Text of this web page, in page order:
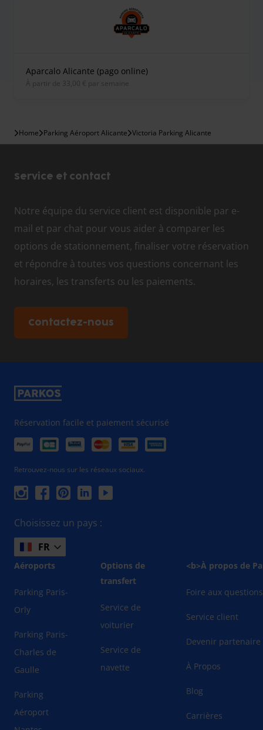
Aparcalo Alicante (pago online)
À partir de 33,00 € par semaine
Home Parking Aéroport Alicante Victoria Parking Alicante
Service et contact
Notre équipe du service client est disponible par e-
mail et par chat pour vous aider à comparer les
options de stationnement, finaliser votre réservation
et répondre à toutes vos questions concernant les
horaires, les transferts ou les paiements.
Contactez-nous
Réservation facile et paiement sécurisé
Retrouvez-nous sur les réseaux sociaux.
Choisissez un pays :
FR
Aéroports
Parking Paris-
Orly
Parking Paris-
Charles de
Gaulle
Parking
Aéroport
Options de
transfert
Service de
voiturier
Service de
navette
<b>À propos de
Foire aux questions
Service client
Devenir partenaire
À Propos
Blog
Carrières